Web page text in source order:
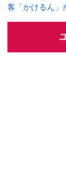
客「かけるん」